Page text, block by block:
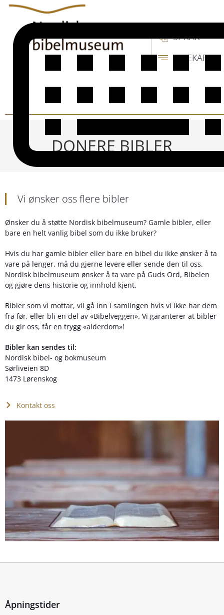
SPRÅK
SIDEKART
DONERE BIBLER
Vi ønsker oss flere bibler
Ønsker du å støtte Nordisk bibelmuseum? Gamle bibler, eller
bare en helt vanlig bibel som du ikke bruker?
Hvis du har gamle bibler eller bare en bibel du ikke ønsker å ta
vare på lenger, må du gjerne levere eller sende den til oss.
Nordisk bibelmuseum ønsker å ta vare på Guds Ord, Bibelen
og gjøre dens historie og innhold kjent.
Bibler som vi mottar, vil gå inn i samlingen hvis vi ikke har dem
fra før, eller bli en del av «Bibelveggen». Vi garanterer at bibler
du gir oss, får en trygg «alderdom»!
Bibler kan sendes til:
Nordisk bibel- og bokmuseum
Sørliveien 8D
1473 Lørenskog
Kontakt oss
Åpningstider